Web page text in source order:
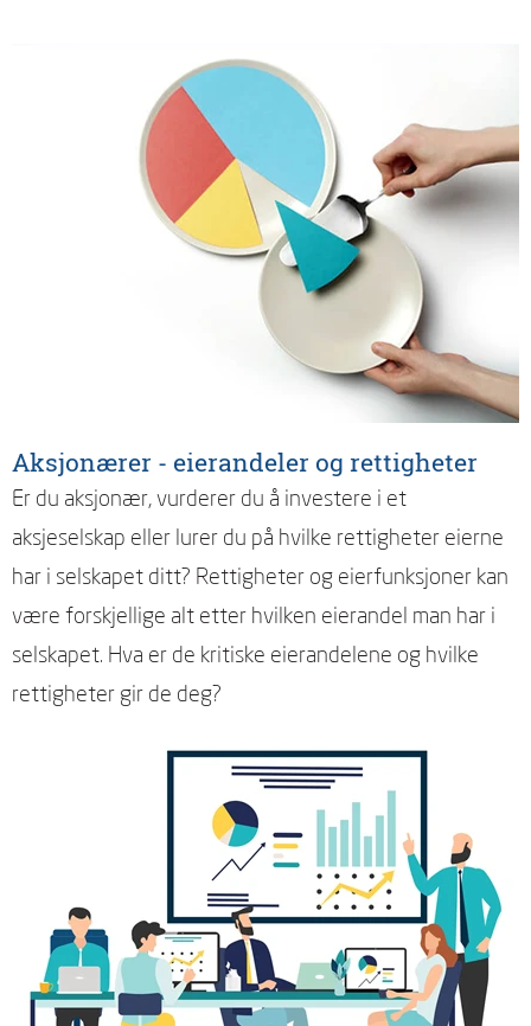
Aksjonærer - eierandeler og rettigheter
Er du aksjonær, vurderer du å investere i et
aksjeselskap eller lurer du på hvilke rettigheter eierne
har i selskapet ditt? Rettigheter og eierfunksjoner kan
være forskjellige alt etter hvilken eierandel man har i
selskapet. Hva er de kritiske eierandelene og hvilke
rettigheter gir de deg?